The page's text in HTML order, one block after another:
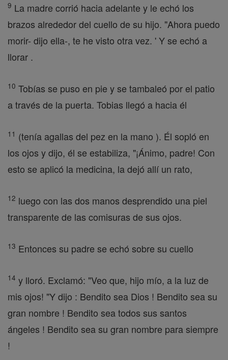
9 La madre corrió hacia adelante y le echó los
brazos alrededor del cuello de su hijo. "Ahora puedo
morir- dijo ella-, te he visto otra vez. ' Y se echó a
llorar .
10 Tobías se puso en pie y se tambaleó por el patio
a través de la puerta. Tobias llegó a hacia él
11 (tenía agallas del pez en la mano ). Él sopló en
los ojos y dijo, él se estabiliza, "¡Ánimo, padre! Con
esto se aplicó la medicina, la dejó allí un rato,
12 luego con las dos manos desprendido una piel
transparente de las comisuras de sus ojos.
13 Entonces su padre se echó sobre su cuello
14 y lloró. Exclamó: "Veo que, hijo mío, a la luz de
mis ojos! "Y dijo : Bendito sea Dios ! Bendito sea su
gran nombre ! Bendito sea todos sus santos
ángeles ! Bendito sea su gran nombre para siempre
!